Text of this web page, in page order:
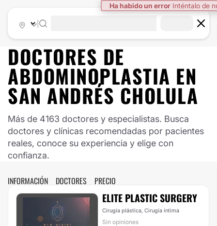
Ha habido un error Inténtalo de
DOCTORES DE
ABDOMINOPLASTIA EN
SAN ANDRÉS CHOLULA
Más de 4163 doctores y especialistas. Busca
doctores y clínicas recomendadas por pacientes
reales, conoce su experiencia y elige con
confianza.
INFORMACIÓN DOCTORES PRECIO
ELITE PLASTIC SURGERY
Cirugía plástica, Cirugía íntima
Sin opiniones